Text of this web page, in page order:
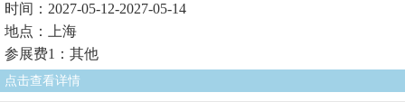
时间：2027-05-12-2027-05-14
地点：上海
参展费1：其他
点击查看详情